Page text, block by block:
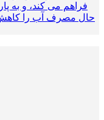
فراهم می کند، و به
حال مصرف آب را